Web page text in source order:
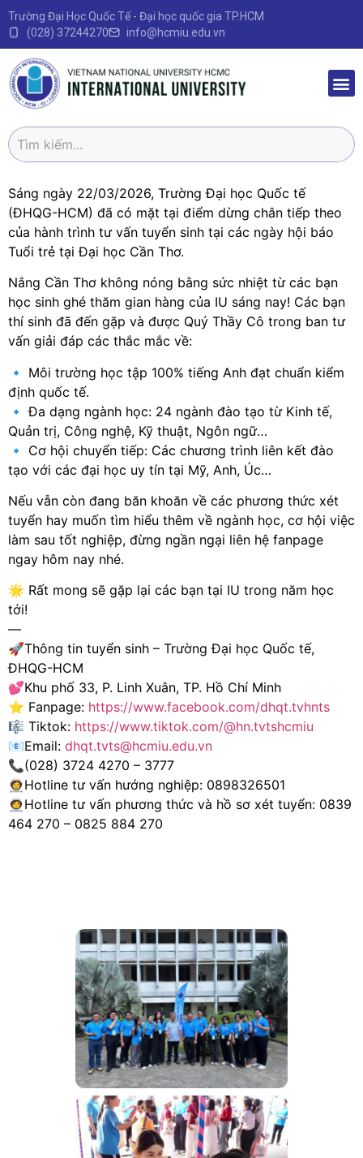
Trường Đại Học Quốc Tế - Đại học quốc gia TP.HCM
(028) 37244270
info@hcmiu.edu.vn
Sáng ngày 22/03/2026, Trường Đại học Quốc tế
(ĐHQG-HCM) đã có mặt tại điểm dừng chân tiếp theo
của hành trình tư vấn tuyển sinh tại các ngày hội báo
Tuổi trẻ tại Đại học Cần Thơ.
Nắng Cần Thơ không nóng bằng sức nhiệt từ các bạn
học sinh ghé thăm gian hàng của IU sáng nay! Các bạn
thí sinh đã đến gặp và được Quý Thầy Cô trong ban tư
vấn giải đáp các thắc mắc về:
🔹 Môi trường học tập 100% tiếng Anh đạt chuẩn kiểm
định quốc tế.
🔹 Đa dạng ngành học: 24 ngành đào tạo từ Kinh tế,
Quản trị, Công nghệ, Kỹ thuật, Ngôn ngữ…
🔹 Cơ hội chuyển tiếp: Các chương trình liên kết đào
tạo với các đại học uy tín tại Mỹ, Anh, Úc…
Nếu vẫn còn đang băn khoăn về các phương thức xét
tuyển hay muốn tìm hiểu thêm về ngành học, cơ hội việc
làm sau tốt nghiệp, đừng ngần ngại liên hệ fanpage
ngay hôm nay nhé.
🌟 Rất mong sẽ gặp lại các bạn tại IU trong năm học
tới!
—
🚀Thông tin tuyển sinh – Trường Đại học Quốc tế,
ĐHQG-HCM
💕Khu phố 33, P. Linh Xuân, TP. Hồ Chí Minh
⭐ Fanpage: https://www.facebook.com/dhqt.tvhnts
🎼 Tiktok: https://www.tiktok.com/@hn.tvtshcmiu
📧Email: dhqt.tvts@hcmiu.edu.vn
📞(028) 3724 4270 – 3777
🧑‍🚀Hotline tư vấn hướng nghiệp: 0898326501
🧑‍🚀Hotline tư vấn phương thức và hồ sơ xét tuyển: 0839
464 270 – 0825 884 270